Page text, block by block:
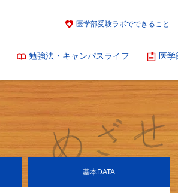
医学部受験ラボでできること
勉強法・キャンパスライフ 医学
基本DATA